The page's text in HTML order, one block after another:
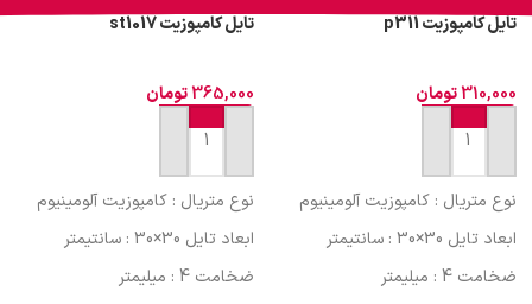
تایل کامپوزیت p311
310,000تومان
افزودن به سبد خرید
نوع متریال : کامپوزیت آلومینیوم
ابعاد تایل 30×30 : سانتیمتر
ضخامت 4 : میلیمتر
تایل کامپوزیت st1017
365,000تومان
افزودن به سبد خرید
نوع متریال : کامپوزیت آلومینیوم
ابعاد تایل 30×30 : سانتیمتر
ضخامت 4 : میلیمتر